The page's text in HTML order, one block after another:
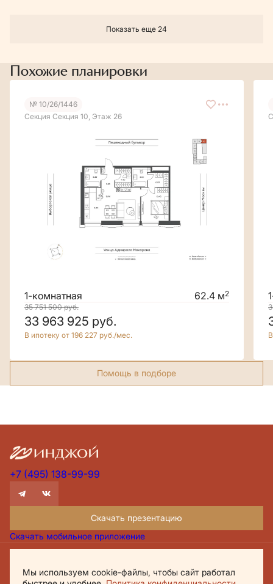
Показать еще 24
Похожие планировки
№ 10/26/1446
Секция Секция 10, Этаж 26
1-комнатная 62.4 м2
35 751 500руб.
33 963 925 руб.
В ипотеку от 196 227 руб./мес.
Помощь в подборе
+7 (495) 138-99-99
Скачать презентацию
Скачать мобильное приложение
Политика обработки персональных данных
Мы используем cookie-файлы, чтобы сайт работал